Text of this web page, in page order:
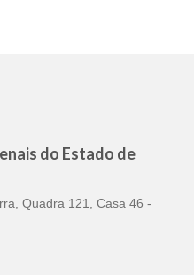
do Estado de
Quadra 121, Casa 46 -